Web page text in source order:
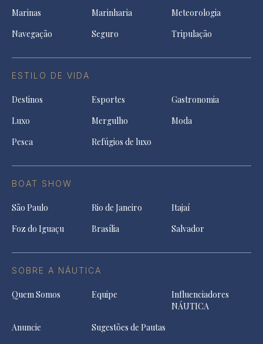
Marinas
Marinharia
Meteorologia
Navegação
Seguro Tripulação
ESTILO DE VIDA
Destinos Esportes
Gastronomia
Luxo
Mergulho
Moda
Pesca
Refúgios de luxo
BOAT SHOW
São Paulo Rio de Janeiro
Itajaí
Foz do Iguaçu
Brasília Salvador
SOBRE A NÁUTICA
Quem Somos Equipe
Influenciadores
NÁUTICA
Anuncie
Sugestões de Pautas